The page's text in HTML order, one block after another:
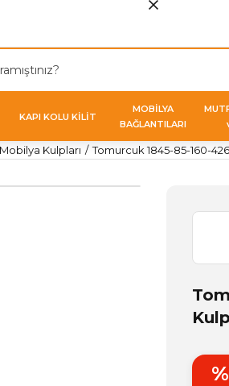
KAPI KOLU KİLİT
MOBİLYA
BAĞLANTILARI
Kulpları Tomurcuk 1845-85-160-